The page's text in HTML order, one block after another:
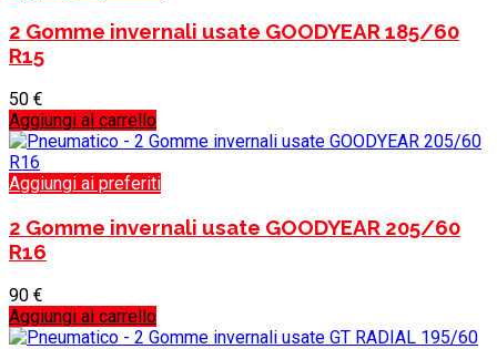
2 Gomme invernali usate GOODYEAR 185/60
R15
50 €
Aggiungi al carrello
Aggiungi ai preferiti
2 Gomme invernali usate GOODYEAR 205/60
R16
90 €
Aggiungi al carrello